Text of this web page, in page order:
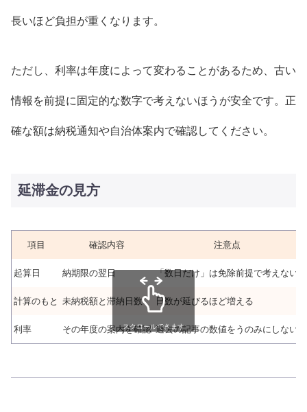
長いほど負担が重くなります。
ただし、利率は年度によって変わることがあるため、古い
情報を前提に固定的な数字で考えないほうが安全です。正
確な額は納税通知や自治体案内で確認してください。
延滞金の見方
項目 確認内容 注意点
起算日 納期限の翌日 「数日だけ」は免除前提で考えない
計算のもと 未納税額と滞納日数 日数が延びるほど増える
利率 その年度の案内を確認 過去の記事の数値をうのみにしない
スクロールできます